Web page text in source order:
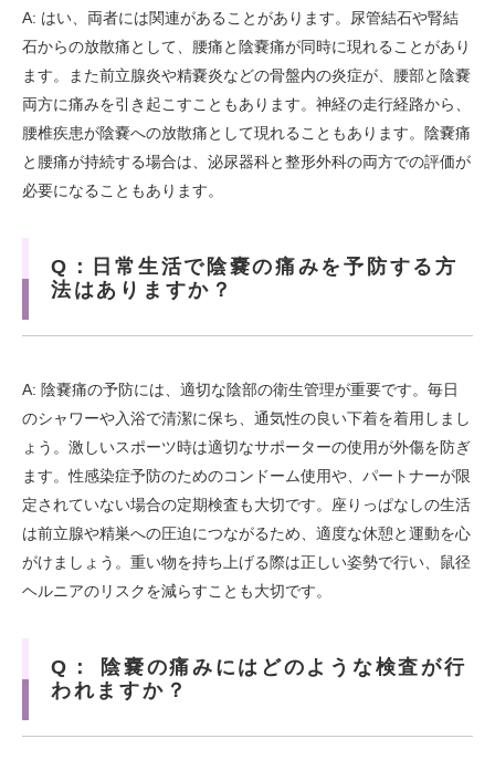
A: はい、両者には関連があることがあります。尿管結石や腎結
石からの放散痛として、腰痛と陰嚢痛が同時に現れることがあり
ます。また前立腺炎や精嚢炎などの骨盤内の炎症が、腰部と陰嚢
両方に痛みを引き起こすこともあります。神経の走行経路から、
腰椎疾患が陰嚢への放散痛として現れることもあります。陰嚢痛
と腰痛が持続する場合は、泌尿器科と整形外科の両方での評価が
必要になることもあります。
Q：日常生活で陰嚢の痛みを予防する方
法はありますか？
A: 陰嚢痛の予防には、適切な陰部の衛生管理が重要です。毎日
のシャワーや入浴で清潔に保ち、通気性の良い下着を着用しまし
ょう。激しいスポーツ時は適切なサポーターの使用が外傷を防ぎ
ます。性感染症予防のためのコンドーム使用や、パートナーが限
定されていない場合の定期検査も大切です。座りっぱなしの生活
は前立腺や精巣への圧迫につながるため、適度な休憩と運動を心
がけましょう。重い物を持ち上げる際は正しい姿勢で行い、鼠径
ヘルニアのリスクを減らすことも大切です。
Q： 陰嚢の痛みにはどのような検査が行
われますか？